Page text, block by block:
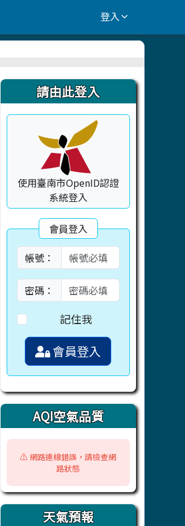
登入
右邊區域內容
請由此登入
使用臺南市OpenID認證
系統登入
會員登入
帳號：
密碼：
記住我
會員登入
AQI空氣品質
⚠️ 網路連線錯誤，請檢查網
路狀態
天氣預報